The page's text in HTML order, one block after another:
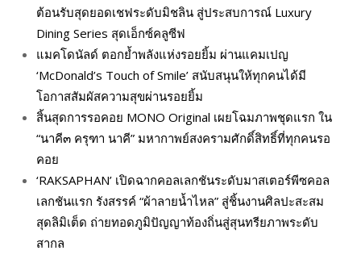
ต้อนรับสุดยอดเชฟระดับมิชลิน สู่ประสบการณ์ Luxury
Dining Series สุดเอ็กซ์คลูซีฟ
แมคโดนัลด์ ตอกย้ำพลังแห่งรอยยิ้ม ผ่านแคมเปญ
‘McDonald’s Touch of Smile’ สนับสนุนให้ทุกคนได้มี
โอกาสสัมผัสความสุขผ่านรอยยิ้ม
สิ้นสุดการรอคอย MONO Original เผยโฉมภาพชุดแรก ใน
“นาคี๓ ครุฑา นาคี” มหากาพย์สงครามศักดิ์สิทธิ์ที่ทุกคนรอ
คอย
‘RAKSAPHAN’ เปิดฉากคอลเลกชันระดับมาสเตอร์พีซคอล
เลกชันแรก รังสรรค์ “ผ้าลายน้ำไหล” สู่ชิ้นงานศิลปะสะสม
สุดลิมิเต็ด ถ่ายทอดภูมิปัญญาท้องถิ่นสู่สุนทรียภาพระดับ
สากล